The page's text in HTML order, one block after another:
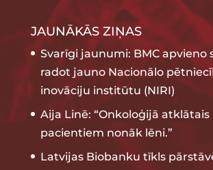
JAUNĀKĀS ZIŅAS
Svarīgi jaunumi: BMC apvieno
radot jauno Nacionālo
inovāciju institūtu (NIRI)
Aija Linē: “Onkoloģijā atklātais
pacientiem nonāk lēni.”
Latvijas Biobanku tīkls